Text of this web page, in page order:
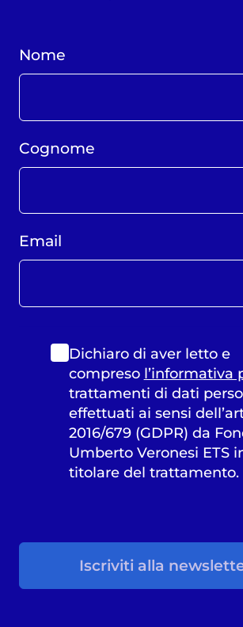
Nome
Cognome
Email
Dichiaro di aver letto e
compreso l’informativa
trattamenti di dati
effettuati ai sensi
2016/679 (GDPR) da
Umberto Veronesi ETS
titolare del trattamento.
Iscriviti alla